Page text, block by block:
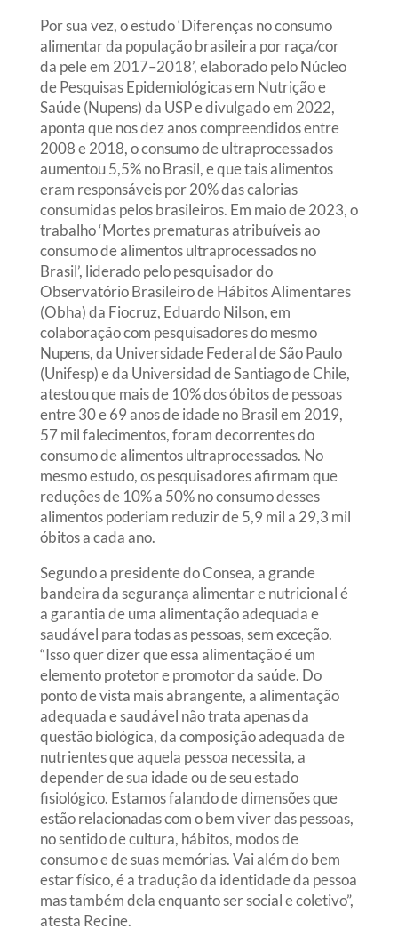
Por sua vez, o estudo ‘Diferenças no consumo
alimentar da população brasileira por raça/cor
da pele em 2017–2018’, elaborado pelo Núcleo
de Pesquisas Epidemiológicas em Nutrição e
Saúde (Nupens) da USP e divulgado em 2022,
aponta que nos dez anos compreendidos entre
2008 e 2018, o consumo de ultraprocessados
aumentou 5,5% no Brasil, e que tais alimentos
eram responsáveis por 20% das calorias
consumidas pelos brasileiros. Em maio de 2023, o
trabalho ‘Mortes prematuras atribuíveis ao
consumo de alimentos ultraprocessados no
Brasil’, liderado pelo pesquisador do
Observatório Brasileiro de Hábitos Alimentares
(Obha) da Fiocruz, Eduardo Nilson, em
colaboração com pesquisadores do mesmo
Nupens, da Universidade Federal de São Paulo
(Unifesp) e da Universidad de Santiago de Chile,
atestou que mais de 10% dos óbitos de pessoas
entre 30 e 69 anos de idade no Brasil em 2019,
57 mil falecimentos, foram decorrentes do
consumo de alimentos ultraprocessados. No
mesmo estudo, os pesquisadores afirmam que
reduções de 10% a 50% no consumo desses
alimentos poderiam reduzir de 5,9 mil a 29,3 mil
óbitos a cada ano.
Segundo a presidente do Consea, a grande
bandeira da segurança alimentar e nutricional é
a garantia de uma alimentação adequada e
saudável para todas as pessoas, sem exceção.
“Isso quer dizer que essa alimentação é um
elemento protetor e promotor da saúde. Do
ponto de vista mais abrangente, a alimentação
adequada e saudável não trata apenas da
questão biológica, da composição adequada de
nutrientes que aquela pessoa necessita, a
depender de sua idade ou de seu estado
fisiológico. Estamos falando de dimensões que
estão relacionadas com o bem viver das pessoas,
no sentido de cultura, hábitos, modos de
consumo e de suas memórias. Vai além do bem
estar físico, é a tradução da identidade da pessoa
mas também dela enquanto ser social e coletivo”,
atesta Recine.